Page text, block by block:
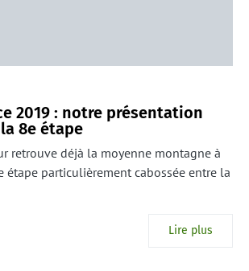
2019 : notre présentation
8e étape
retrouve déjà la moyenne montagne à
étape particulièrement cabossée entre la
Lire plus